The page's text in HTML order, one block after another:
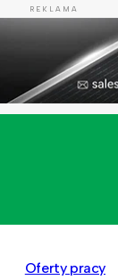
REKLAMA
Oferty pracy